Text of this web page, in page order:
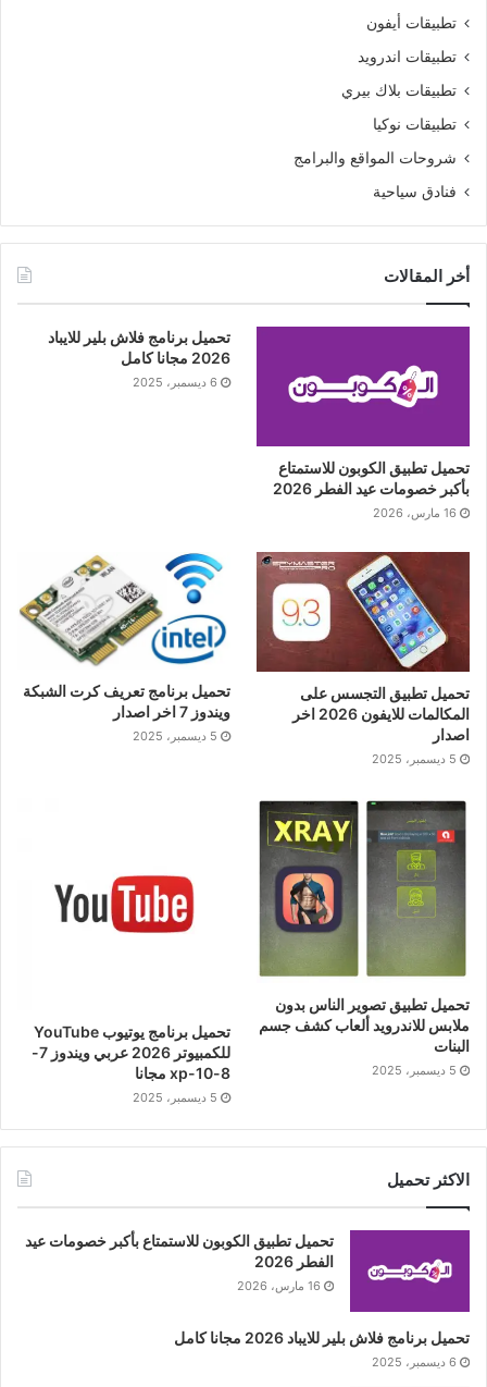
تطبيقات أيفون
تطبيقات اندرويد
تطبيقات بلاك بيري
تطبيقات نوكيا
شروحات المواقع والبرامج
فنادق سياحية
أخر المقالات
تحميل تطبيق الكوبون للاستمتاع
بأكبر خصومات عيد الفطر 2026
16 مارس، 2026
تحميل برنامج فلاش بلير للايباد
2026 مجانا كامل
6 ديسمبر، 2025
تحميل تطبيق التجسس على
المكالمات للايفون 2026 اخر
اصدار
5 ديسمبر، 2025
تحميل برنامج تعريف كرت الشبكة
ويندوز 7 اخر اصدار
5 ديسمبر، 2025
تحميل تطبيق تصوير الناس بدون
ملابس للاندرويد ألعاب كشف جسم
البنات
5 ديسمبر، 2025
تحميل برنامج يوتيوب YouTube
للكمبيوتر 2026 عربي ويندوز 7-
8-10-xp مجانا
5 ديسمبر، 2025
الاكثر تحميل
تحميل تطبيق الكوبون للاستمتاع بأكبر خصومات عيد
الفطر 2026
16 مارس، 2026
تحميل برنامج فلاش بلير للايباد 2026 مجانا كامل
6 ديسمبر، 2025